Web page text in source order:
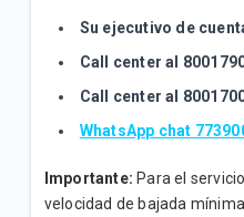
Su ejecutivo de
Call center al
Call center al
WhatsApp chat
Importante: Para el
velocidad de bajada